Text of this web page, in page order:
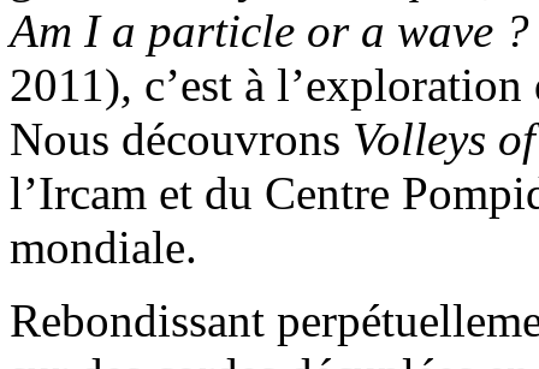
Am I a particle or a wave
2011), c’est à
Nous découvrons Volleys
l’Ircam et du Centre
mondiale.
Rebondissant